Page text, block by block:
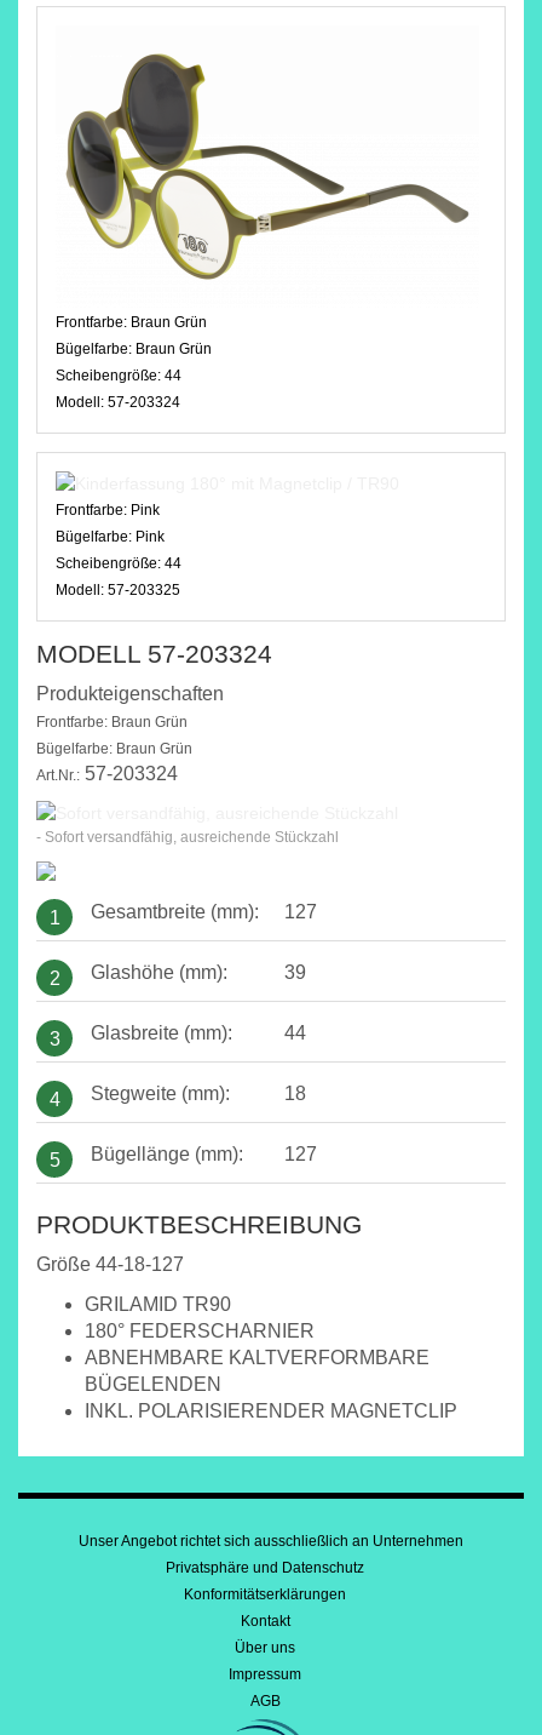
Frontfarbe: Braun Grün
Bügelfarbe: Braun Grün
Scheibengröße: 44
Modell: 57-203324
Frontfarbe: Pink
Bügelfarbe: Pink
Scheibengröße: 44
Modell: 57-203325
MODELL 57-203324
Produkteigenschaften
Frontfarbe: Braun Grün
Bügelfarbe: Braun Grün
Art.Nr.: 57-203324
- Sofort versandfähig, ausreichende Stückzahl
1 Gesamtbreite (mm): 127
2 Glashöhe (mm): 39
3 Glasbreite (mm): 44
4 Stegweite (mm): 18
5 Bügellänge (mm): 127
PRODUKTBESCHREIBUNG
Größe 44-18-127
GRILAMID TR90
180° FEDERSCHARNIER
ABNEHMBARE KALTVERFORMBARE
BÜGELENDEN
INKL. POLARISIERENDER MAGNETCLIP
Unser Angebot richtet sich ausschließlich an Unternehmen
Privatsphäre und Datenschutz
Konformitätserklärungen
Kontakt
Über uns
Impressum
AGB